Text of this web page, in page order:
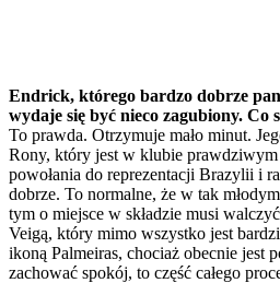
Endrick, którego bardzo dobrze
wydaje się być nieco zagubiony. Co
To prawda. Otrzymuje mało minut.
Rony, który jest w klubie
powołania do reprezentacji Brazylii i
dobrze. To normalne, że w tak
tym o miejsce w składzie musi
Veigą, który mimo wszystko jest
ikoną Palmeiras, chociaż obecnie jest
zachować spokój, to część całego